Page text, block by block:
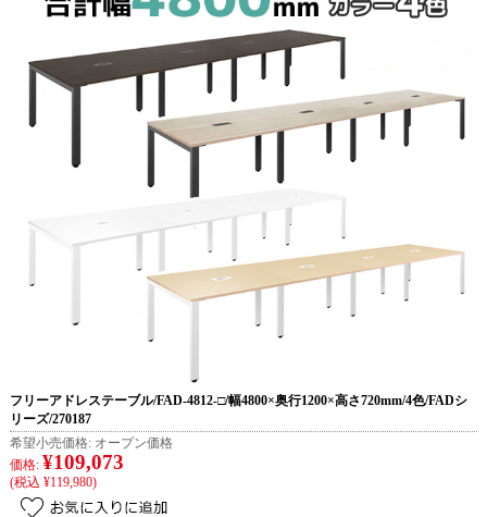
フリーアドレステーブル/FAD-4812-□/幅4800×奥行1200×高さ720mm/4色/FADシ
リーズ/270187
希望小売価格: オープン価格
価格: ¥109,073
(税込 ¥119,980)